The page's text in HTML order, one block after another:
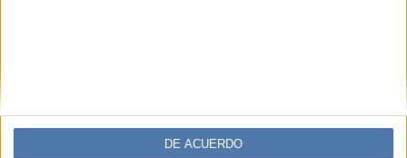
DE ACUERDO